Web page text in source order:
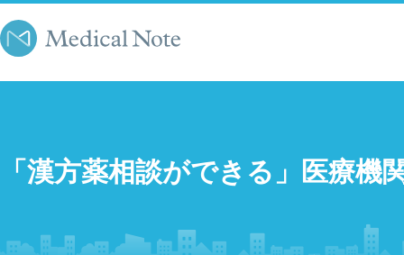
「漢方薬相談ができる」医療機